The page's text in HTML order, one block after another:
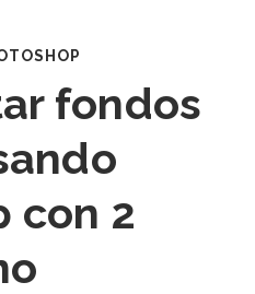
fondos
con 2